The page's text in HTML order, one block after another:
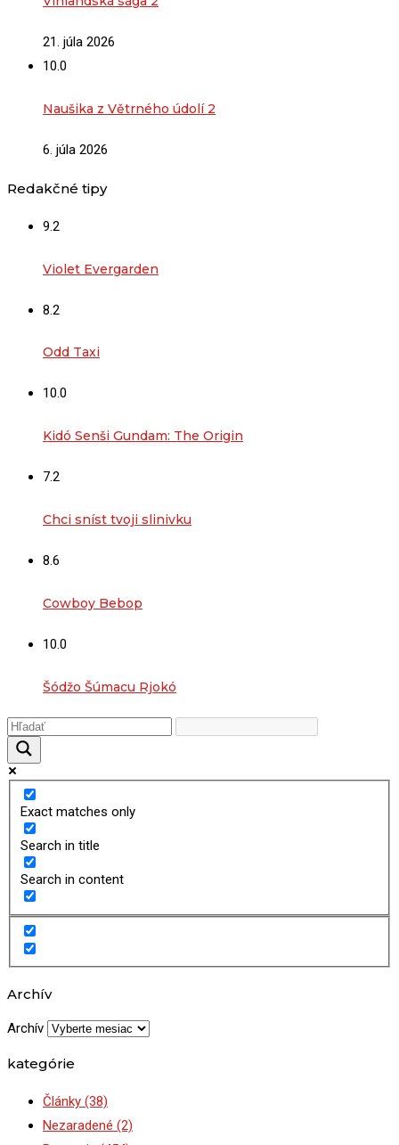
21. júla 2026
10.0
Naušika z Větrného údolí 2
6. júla 2026
Redakčné tipy
9.2
Violet Evergarden
8.2
Odd Taxi
10.0
Kidó Senši Gundam: The Origin
7.2
Chci sníst tvoji slinivku
8.6
Cowboy Bebop
10.0
Šódžo Šúmacu Rjokó
Exact matches only
Search in title
Search in content
Archív
Archív
kategórie
Články (38)
Nezaradené (2)